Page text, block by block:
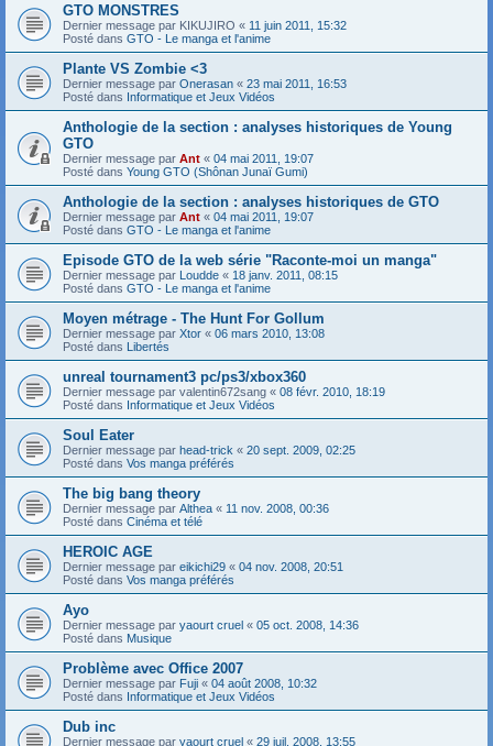
GTO MONSTRES
Dernier message par KIKUJIRO « 11 juin 2011, 15:32
Posté dans GTO - Le manga et l'anime
Plante VS Zombie <3
Dernier message par Onerasan « 23 mai 2011, 16:53
Posté dans Informatique et Jeux Vidéos
Anthologie de la section : analyses historiques de Young
GTO
Dernier message par Ant « 04 mai 2011, 19:07
Posté dans Young GTO (Shônan Junaï Gumi)
Anthologie de la section : analyses historiques de GTO
Dernier message par Ant « 04 mai 2011, 19:07
Posté dans GTO - Le manga et l'anime
Episode GTO de la web série "Raconte-moi un manga"
Dernier message par Loudde « 18 janv. 2011, 08:15
Posté dans GTO - Le manga et l'anime
Moyen métrage - The Hunt For Gollum
Dernier message par Xtor « 06 mars 2010, 13:08
Posté dans Libertés
unreal tournament3 pc/ps3/xbox360
Dernier message par valentin672sang « 08 févr. 2010, 18:19
Posté dans Informatique et Jeux Vidéos
Soul Eater
Dernier message par head-trick « 20 sept. 2009, 02:25
Posté dans Vos manga préférés
The big bang theory
Dernier message par Althea « 11 nov. 2008, 00:36
Posté dans Cinéma et télé
HEROIC AGE
Dernier message par eikichi29 « 04 nov. 2008, 20:51
Posté dans Vos manga préférés
Ayo
Dernier message par yaourt cruel « 05 oct. 2008, 14:36
Posté dans Musique
Problème avec Office 2007
Dernier message par Fuji « 04 août 2008, 10:32
Posté dans Informatique et Jeux Vidéos
Dub inc
Dernier message par yaourt cruel « 29 juil. 2008, 13:55